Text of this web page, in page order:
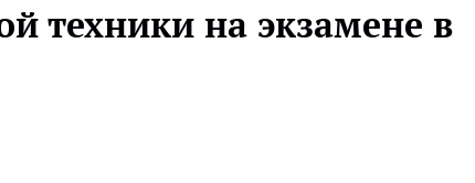
техники на экзамене в